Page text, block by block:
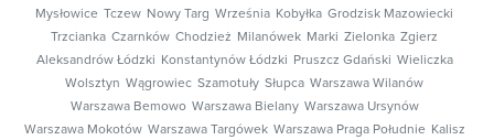
Mysłowice Tczew Nowy Targ Września Kobyłka Grodzisk Mazowiecki
Trzcianka Czarnków Chodzież Milanówek Marki Zielonka Zgierz
Aleksandrów Łódzki
Konstantynów Łódzki Pruszcz Gdański Wieliczka
Wolsztyn Wągrowiec Szamotuły Słupca Warszawa Wilanów
Warszawa Bemowo Warszawa Bielany Warszawa Ursynów
Warszawa Mokotów Warszawa Targówek Warszawa Praga Południe
Kalisz